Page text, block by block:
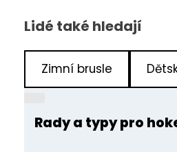
Lidé také hledají
Zimní brusle
Rady a typy pro